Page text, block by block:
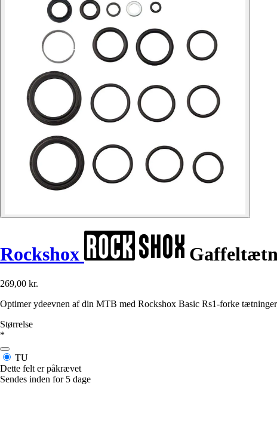
Rockshox
269,00 kr.
Optimer ydeevnen af din MTB med Rockshox Basic Rs1-forke
Størrelse
*
TU
Dette felt er påkrævet
Sendes inden for 5 dage